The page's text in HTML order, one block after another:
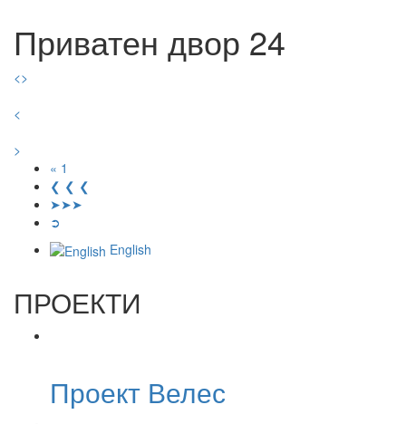
Приватен двор 24
<>
<
>
« 1
❮ ❮ ❮
➤➤➤
➲
English
ПРОЕКТИ
Проект Велес